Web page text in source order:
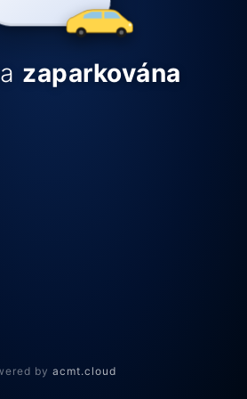
zaparkována
by acmt.cloud